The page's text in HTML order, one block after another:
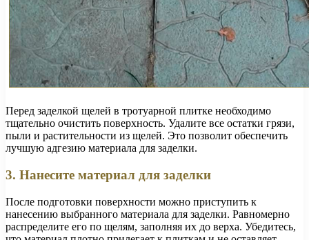
Перед заделкой щелей в тротуарной плитке необходимо
тщательно очистить поверхность. Удалите все остатки грязи,
пыли и растительности из щелей. Это позволит обеспечить
лучшую адгезию материала для заделки.
3. Нанесите материал для заделки
После подготовки поверхности можно приступить к
нанесению выбранного материала для заделки. Равномерно
распределите его по щелям, заполняя их до верха. Убедитесь,